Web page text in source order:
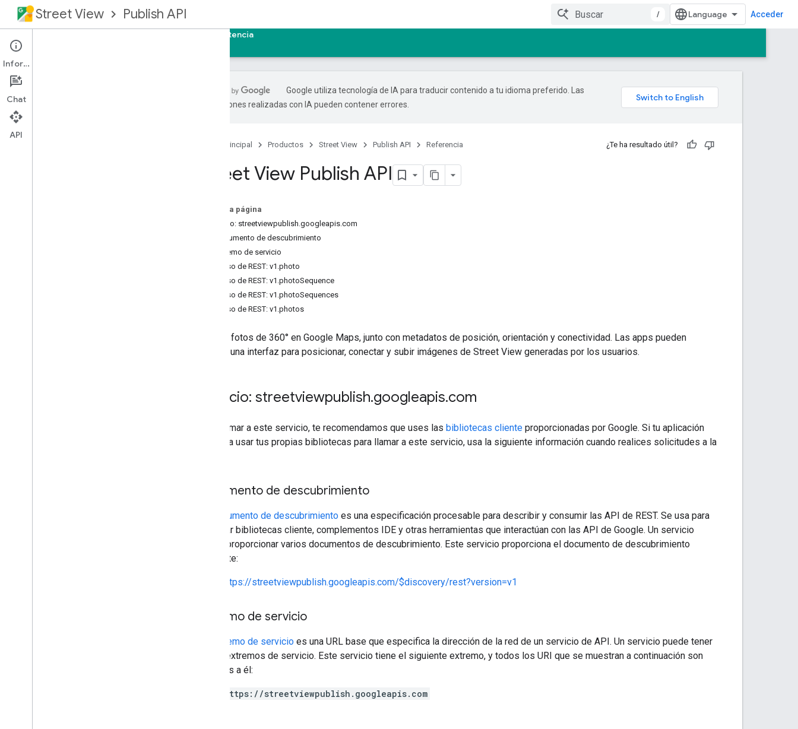
Street View Publish API / Acceder
Asistencia
Descripción general
Requisitos previos
Google utiliza tecnología de IA para traducir contenido a tu idioma preferido. Las
traducciones realizadas con IA pueden contener errores.
Página principal Productos Street View Publish API Referencia ¿Te ha resultado útil?
Street View Publish API
En esta página
Servicio: streetviewpublish.googleapis.com
Documento de descubrimiento
Extremo de servicio
Recurso de REST: v1.photo
Recurso de REST: v1.photoSequence
Recurso de REST: v1.photoSequences
Recurso de REST: v1.photos
Publica fotos de 360° en Google Maps, junto con metadatos de posición, orientación y conectividad. Las apps pueden
ofrecer una interfaz para posicionar, conectar y subir imágenes de Street View generadas por los usuarios.
Servicio: streetviewpublish.googleapis.com
Para llamar a este servicio, te recomendamos que uses las bibliotecas cliente proporcionadas por Google. Si tu aplicación
necesita usar tus propias bibliotecas para llamar a este servicio, usa la siguiente información cuando realices solicitudes a la
Documento de descubrimiento
Documento de descubrimiento es una especificación procesable para describir y consumir las API de REST. Se usa para
compilar bibliotecas cliente, complementos IDE y otras herramientas que interactúan con las API de Google. Un servicio
puede proporcionar varios documentos de descubrimiento. Este servicio proporciona el documento de descubrimiento
siguiente:
https://streetviewpublish.googleapis.com/$discovery/rest?version=v1
Extremo de servicio
extremo de servicio es una URL base que especifica la dirección de la red de un servicio de API. Un servicio puede tener
varios extremos de servicio. Este servicio tiene el siguiente extremo, y todos los URI que se muestran a continuación son
relativos a él:
https://streetviewpublish.googleapis.com
Información
Chat
API